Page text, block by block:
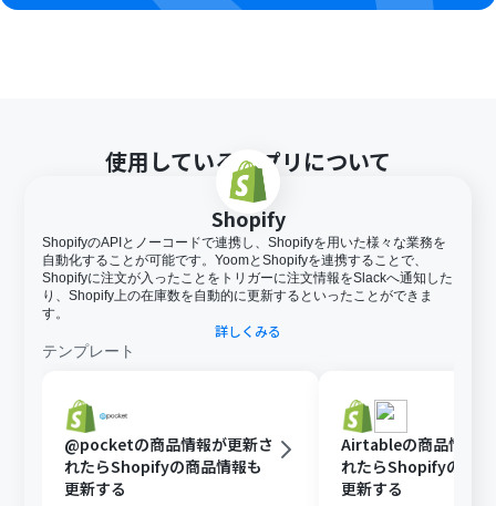
使用しているアプリについて
Shopify
ShopifyのAPIとノーコードで連携し、Shopifyを用いた様々な業務を
自動化することが可能です。YoomとShopifyを連携することで、
Shopifyに注文が入ったことをトリガーに注文情報をSlackへ通知した
り、Shopify上の在庫数を自動的に更新するといったことができま
す。
詳しくみる
テンプレート
@pocketの商品情報が更新さ
れたらShopifyの商品情報も
更新する
Airtableの商品情報
れたらShopifyの商品
更新する